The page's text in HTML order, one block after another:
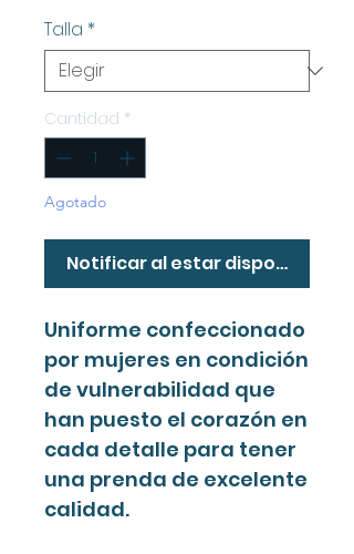
Talla *
Cantidad *
Agotado
Notificar al estar disponible
Uniforme confeccionado
por mujeres en condición
de vulnerabilidad que
han puesto el corazón en
cada detalle para tener
una prenda de excelente
calidad.